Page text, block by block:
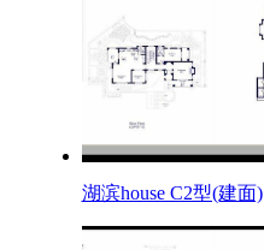
湖滨house C2型(建面)